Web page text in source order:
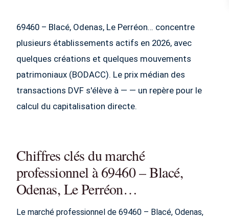
69460 – Blacé, Odenas, Le Perréon… concentre
plusieurs établissements actifs en 2026, avec
quelques créations et quelques mouvements
patrimoniaux (BODACC). Le prix médian des
transactions DVF s'élève à — — un repère pour le
calcul du capitalisation directe.
Chiffres clés du marché
professionnel à 69460 – Blacé,
Odenas, Le Perréon…
Le marché professionnel de 69460 – Blacé, Odenas,